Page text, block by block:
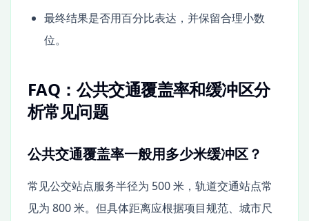
最终结果是否用百分比表达，并保留合理小数
位。
FAQ：公共交通覆盖率和缓冲区分
析常见问题
公共交通覆盖率一般用多少米缓冲区？
常见公交站点服务半径为 500 米，轨道交通站点常
见为 800 米。但具体距离应根据项目规范、城市尺